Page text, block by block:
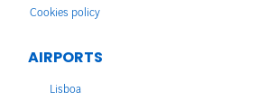
Cookies policy
AIRPORTS
Lisboa